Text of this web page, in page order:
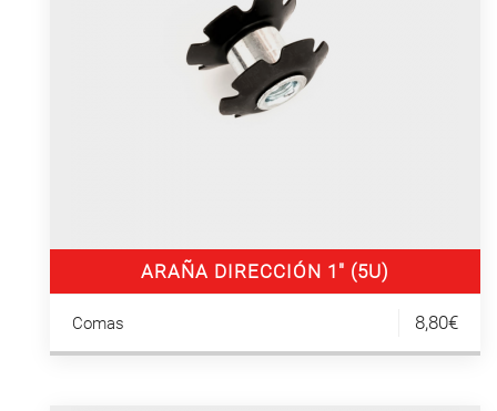
ARAÑA DIRECCIÓN 1″ (5U)
Comas 8,80€